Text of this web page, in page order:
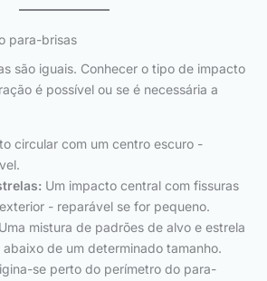
para-brisas
são iguais. Conhecer o tipo de impacto
é possível ou se é necessária a
circular com um centro escuro -
Um impacto central com fissuras
- reparável se for pequeno.
Uma mistura de padrões de alvo e estrela
de um determinado tamanho.
se perto do perímetro do para-